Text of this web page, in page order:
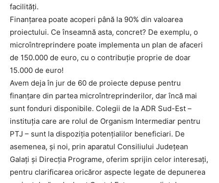
facilități.
Finanțarea poate acoperi până la 90% din valoarea
proiectului. Ce înseamnă asta, concret? De exemplu, o
microîntreprindere poate implementa un plan de afaceri
de 150.000 de euro, cu o contribuție proprie de doar
15.000 de euro!
Avem deja în jur de 60 de proiecte depuse pentru
finanțare din partea microîntreprinderilor, dar încă mai
sunt fonduri disponibile. Colegii de la ADR Sud-Est –
instituția care are rolul de Organism Intermediar pentru
PTJ – sunt la dispoziția potențialilor beneficiari. De
asemenea, și noi, prin aparatul Consiliului Județean
Galați și Direcția Programe, oferim sprijin celor interesați,
pentru clarificarea oricăror aspecte legate de depunerea